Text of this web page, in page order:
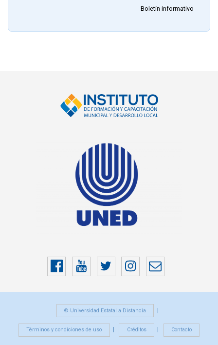
Boletín informativo
Facebook
YouTubeTwitterInstragram
Correo
electrónico
© Universidad Estatal a Distancia
Términos y condiciones de uso Créditos Contacto